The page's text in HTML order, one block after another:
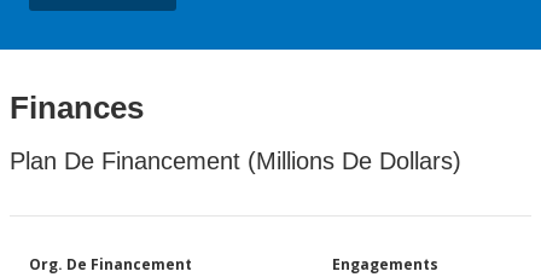
Finances
Plan De Financement (Millions De Dollars)
Org. De Financement Engagements